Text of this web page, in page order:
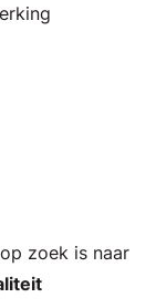
zoek is naar